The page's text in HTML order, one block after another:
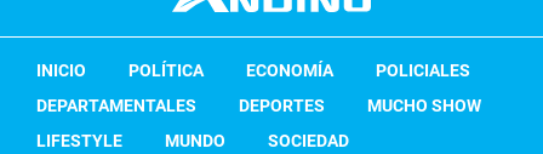
INICIO POLÍTICA ECONOMÍA
POLICIALES
DEPARTAMENTALES
DEPORTES
MUCHO SHOW
LIFESTYLE
MUNDO SOCIEDAD